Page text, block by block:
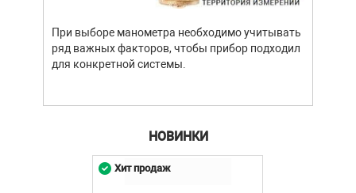
При выборе манометра необходимо учитывать
ряд важных факторов, чтобы прибор подходил
для конкретной системы.
НОВИНКИ
Хит продаж